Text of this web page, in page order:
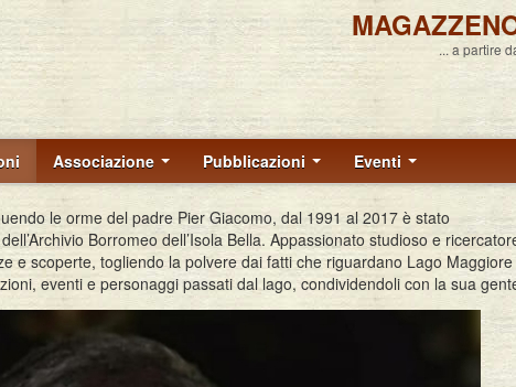
... a partire
Associazione Pubblicazioni Eventi
le orme del padre Pier Giacomo, dal 1991 al 2017 è stato
Borromeo dell’Isola Bella. Appassionato studioso e
e scoperte, togliendo la polvere dai fatti che riguardano Lago
eventi e personaggi passati dal lago, condividendoli con la sua